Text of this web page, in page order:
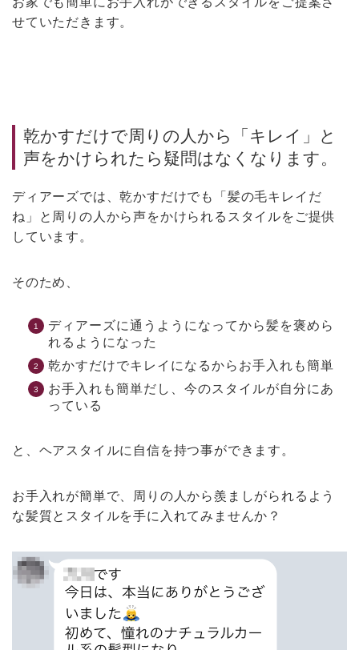
せていただきます。
乾かすだけで周りの人から「キレイ」と
声をかけられたら疑問はなくなります。
ディアーズでは、乾かすだけでも「髪の毛キレイだ
ね」と周りの人から声をかけられるスタイルをご提供
しています。
そのため、
ディアーズに通うようになってから髪を褒めら
れるようになった
乾かすだけでキレイになるからお手入れも簡単
お手入れも簡単だし、今のスタイルが自分にあ
っている
と、ヘアスタイルに自信を持つ事ができます。
お手入れが簡単で、周りの人から羨ましがられるよう
な髪質とスタイルを手に入れてみませんか？